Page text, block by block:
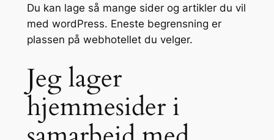
Du kan lage så mange sider og artikler du vil
med wordPress. Eneste begrensning er
plassen på webhotellet du velger.
Jeg lager
hjemmesider i